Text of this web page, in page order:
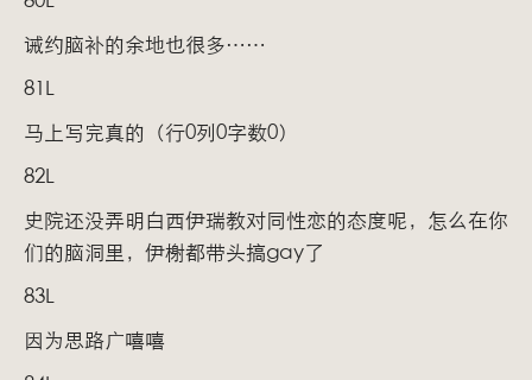
诫约脑补的余地也很多……
81L
马上写完真的（行0列0字数0）
82L
史院还没弄明白西伊瑞教对同性恋的态度呢，怎么在你
们的脑洞里，伊榭都带头搞gay了
83L
因为思路广嘻嘻